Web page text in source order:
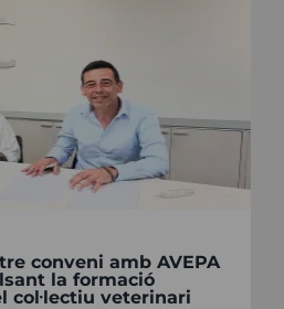
conveni amb AVEPA
la formació
col·lectiu veterinari